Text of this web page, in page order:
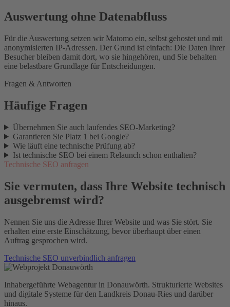
Auswertung ohne Datenabfluss
Für die Auswertung setzen wir Matomo ein, selbst gehostet und mit
anonymisierten IP-Adressen. Der Grund ist einfach: Die Daten Ihrer
Besucher bleiben damit dort, wo sie hingehören, und Sie behalten
eine belastbare Grundlage für Entscheidungen.
Fragen & Antworten
Häufige Fragen
Übernehmen Sie auch laufendes SEO-Marketing?
Garantieren Sie Platz 1 bei Google?
Wie läuft eine technische Prüfung ab?
Ist technische SEO bei einem Relaunch schon enthalten?
Technische SEO anfragen
Sie vermuten, dass Ihre Website technisch
ausgebremst wird?
Nennen Sie uns die Adresse Ihrer Website und was Sie stört. Sie
erhalten eine erste Einschätzung, bevor überhaupt über einen
Auftrag gesprochen wird.
Technische SEO unverbindlich anfragen
Inhabergeführte Webagentur in Donauwörth. Strukturierte Websites
und digitale Systeme für den Landkreis Donau-Ries und darüber
hinaus.